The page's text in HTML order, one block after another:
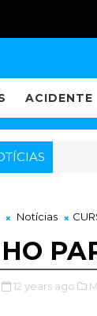
ACIDENTE
Notícias
12 years ago